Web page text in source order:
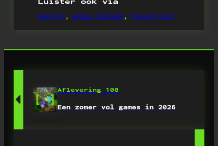
Spotify, Apple Podcast, Pocket Cast
Aflevering 108
Een zomer vol games in 2026